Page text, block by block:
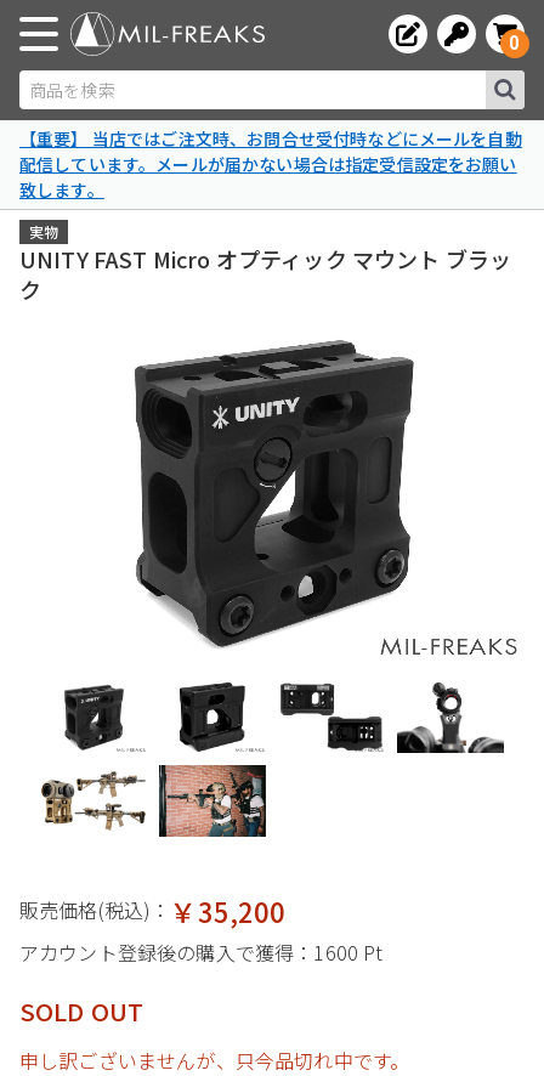
商品を検索
0
【重要】 当店ではご注文時、お問合せ受付時などにメールを自動
配信しています。メールが届かない場合は指定受信設定をお願い
致します。
実物
UNITY FAST Micro オプティック マウント ブラッ
ク
販売価格(税込)： ￥35,200
アカウント登録後の購入で獲得： 1600 Pt
SOLD OUT
申し訳ございませんが、只今品切れ中です。